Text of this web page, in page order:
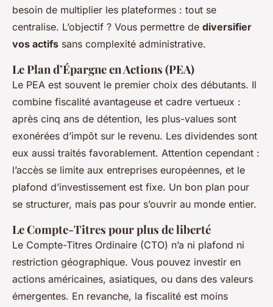
besoin de multiplier les plateformes : tout se
centralise. L’objectif ? Vous permettre de diversifier
vos actifs sans complexité administrative.
Le Plan d’Épargne en Actions (PEA)
Le PEA est souvent le premier choix des débutants. Il
combine fiscalité avantageuse et cadre vertueux :
après cinq ans de détention, les plus-values sont
exonérées d’impôt sur le revenu. Les dividendes sont
eux aussi traités favorablement. Attention cependant :
l’accès se limite aux entreprises européennes, et le
plafond d’investissement est fixe. Un bon plan pour
se structurer, mais pas pour s’ouvrir au monde entier.
Le Compte-Titres pour plus de liberté
Le Compte-Titres Ordinaire (CTO) n’a ni plafond ni
restriction géographique. Vous pouvez investir en
actions américaines, asiatiques, ou dans des valeurs
émergentes. En revanche, la fiscalité est moins